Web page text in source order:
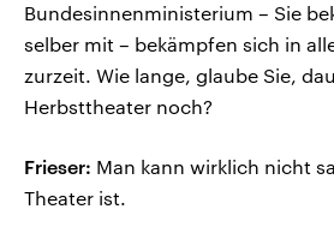
Bundesinnenministerium – Sie
selber mit – bekämpfen sich in
zurzeit. Wie lange, glaube Sie,
Herbsttheater noch?
Frieser: Man kann wirklich nicht
Theater ist.